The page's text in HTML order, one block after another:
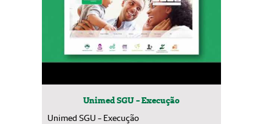
Unimed SGU - Execução
Unimed SGU - Execução